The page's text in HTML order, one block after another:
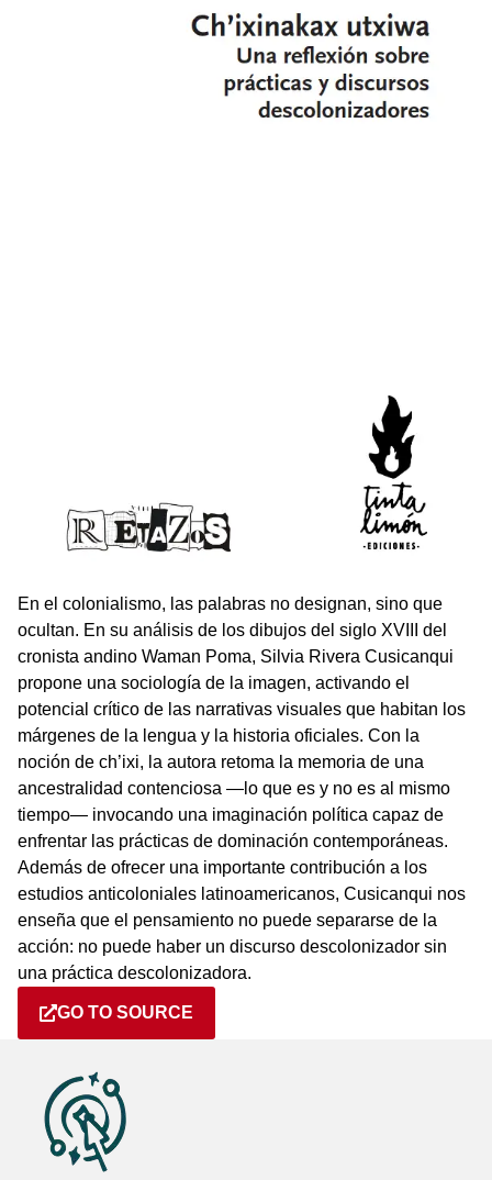
En el colonialismo, las palabras no designan, sino que
ocultan. En su análisis de los dibujos del siglo XVIII del
cronista andino Waman Poma, Silvia Rivera Cusicanqui
propone una sociología de la imagen, activando el
potencial crítico de las narrativas visuales que habitan los
márgenes de la lengua y la historia oficiales. Con la
noción de ch’ixi, la autora retoma la memoria de una
ancestralidad contenciosa —lo que es y no es al mismo
tiempo— invocando una imaginación política capaz de
enfrentar las prácticas de dominación contemporáneas.
Además de ofrecer una importante contribución a los
estudios anticoloniales latinoamericanos, Cusicanqui nos
enseña que el pensamiento no puede separarse de la
acción: no puede haber un discurso descolonizador sin
una práctica descolonizadora.
GO TO SOURCE